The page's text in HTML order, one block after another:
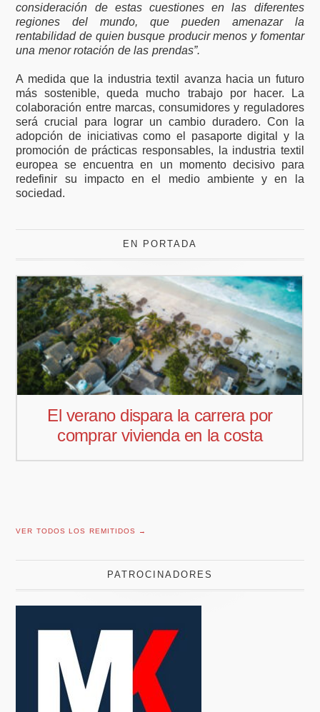
consideración de estas cuestiones en las diferentes
regiones del mundo, que pueden amenazar la
rentabilidad de quien busque producir menos y fomentar
una menor rotación de las prendas”.
A medida que la industria textil avanza hacia un futuro
más sostenible, queda mucho trabajo por hacer. La
colaboración entre marcas, consumidores y reguladores
será crucial para lograr un cambio duradero. Con la
adopción de iniciativas como el pasaporte digital y la
promoción de prácticas responsables, la industria textil
europea se encuentra en un momento decisivo para
redefinir su impacto en el medio ambiente y en la
sociedad.
EN PORTADA
Pedro Aguiar nuevo responsable
comercial para Offcoustic Iberia
VER TODOS LOS REMITIDOS →
PATROCINADORES